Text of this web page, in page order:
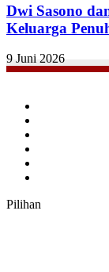
Dwi Sasono
Keluarga
9 Juni 2026
Pilihan